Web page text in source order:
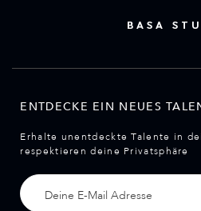
BASA
ENTDECKE EIN NEUES
Erhalte unentdeckte Talente in
respektieren deine Privatsphäre